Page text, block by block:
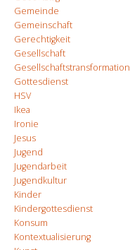
Gemeinde
Gemeinschaft
Gerechtigkeit
Gesellschaft
Gesellschaftstransformation
Gottesdienst
HSV
Ikea
Ironie
Jesus
Jugend
Jugendarbeit
Jugendkultur
Kinder
Kindergottesdienst
Konsum
Kontextualisierung